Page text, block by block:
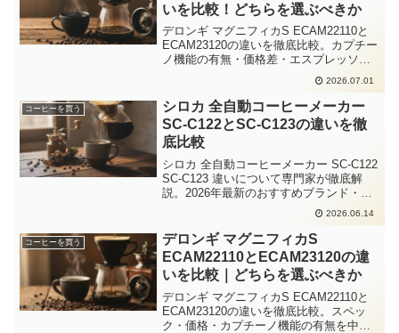
いを比較！どちらを選ぶべきか
デロンギ マグニフィカS ECAM22110と
ECAM23120の違いを徹底比較。カプチー
ノ機能の有無・価格差・エスプレッソ抽
出性能を詳しく解説し、2026年現在どち
らを選ぶべきかを具体的に整理しまし
た。
2026.07.01
コーヒーを買う
シロカ 全自動コーヒーメーカー
SC-C122とSC-C123の違いを徹
底比較
シロカ 全自動コーヒーメーカー SC-C122
SC-C123 違いについて専門家が徹底解
説。2026年最新のおすすめブランド・失
敗しない選び方・Amazon楽天の人気商品
2026.06.14
コーヒーを買う
デロンギ マグニフィカS
ECAM22110とECAM23120の違
いを比較｜どちらを選ぶべきか
デロンギ マグニフィカS ECAM22110と
ECAM23120の違いを徹底比較。スペッ
ク・価格・カプチーノ機能の有無を中心